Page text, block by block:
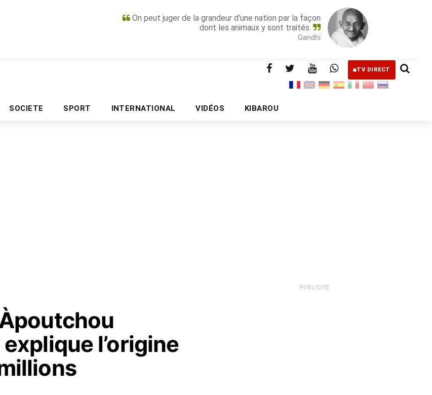
On peut juger de la grandeur d'une nation par la façon
dont les animaux y sont traités.
Gandhi
TV DIRECT
SOCIETE SPORT INTERNATIONAL VIDÉOS KIBAROU
PUBLICITÉ
l’origine
PUBLICITÉ